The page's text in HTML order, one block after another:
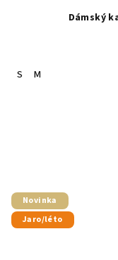
Dámský
S
M
Novinka
Jaro/léto